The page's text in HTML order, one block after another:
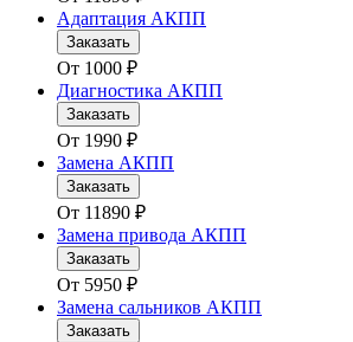
Адаптация АКПП
Заказать
От 1000 ₽
Диагностика АКПП
Заказать
От 1990 ₽
Замена АКПП
Заказать
От 11890 ₽
Замена привода АКПП
Заказать
От 5950 ₽
Замена сальников АКПП
Заказать